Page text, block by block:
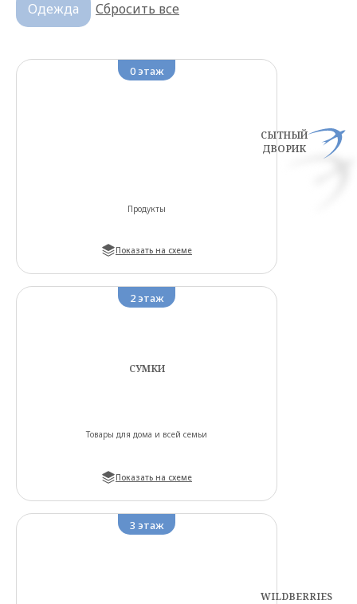
Одежда Сбросить все
0этаж
СЫТНЫЙ
ДВОРИК
Продукты
Показать на схеме
2этаж
СУМКИ
Товары для дома и всей семьи
Показать на схеме
3 этаж
WILDBERRIES